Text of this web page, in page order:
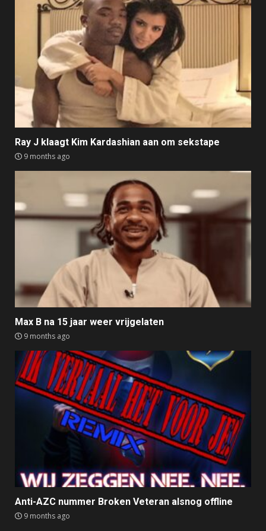
Ray J klaagt Kim Kardashian aan om sekstape
9 months ago
Max B na 15 jaar weer vrijgelaten
9 months ago
Anti-AZC nummer Broken Veteran alsnog offline
9 months ago